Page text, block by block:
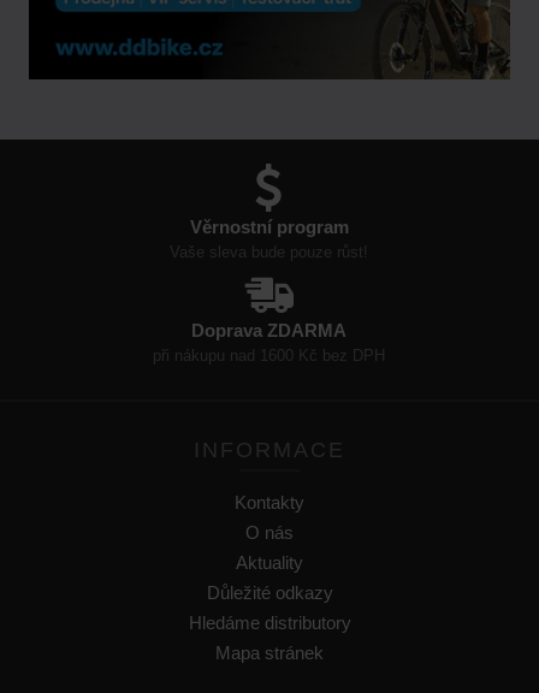
Věrnostní program
Vaše sleva bude pouze růst!
Doprava ZDARMA
při nákupu nad 1600 Kč bez DPH
INFORMACE
Kontakty
O nás
Aktuality
Důležité odkazy
Hledáme distributory
Mapa stránek